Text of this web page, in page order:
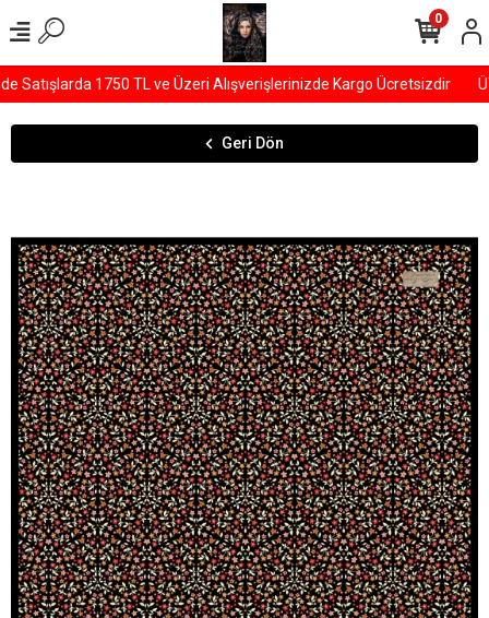
1750 TL ve Üzeri Alışverişlerinizde Kargo Ücretsizdir
0
Geri Dön